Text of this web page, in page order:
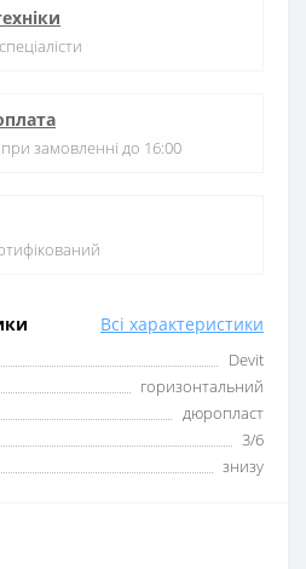
Всі характеристики
Devit
горизонтальний
дюропласт
3/6
знизу
замовленні до 16:00